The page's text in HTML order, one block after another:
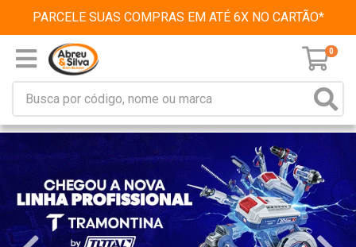
PARCELE SUAS COMPRAS EM ATÉ 6X NO CARTÃO*
0